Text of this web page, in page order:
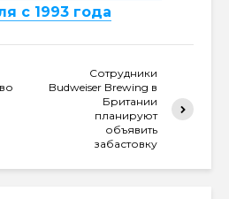
с 1993 года
Сотрудники
Budweiser Brewing в
Британии
планируют
объявить
забастовку